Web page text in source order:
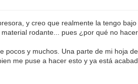
y creo que realmente la tengo
rodante... pues ¿por qué no
y muchos. Una parte de mi hoja
me puse a hacer esto y ya está